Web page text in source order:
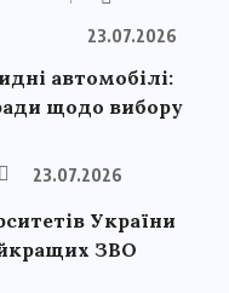
23.07.2026
автомобілі:
щодо вибору
23.07.2026
України
ЗВО